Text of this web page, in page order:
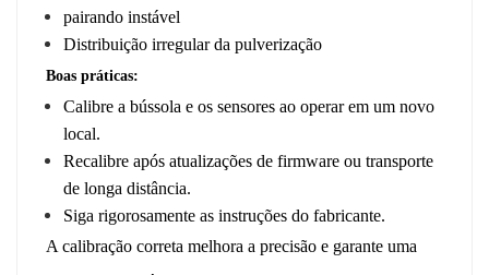
pairando instável
Distribuição irregular da pulverização
Boas práticas:
Calibre a bússola e os sensores ao operar em um novo
local.
Recalibre após atualizações de firmware ou transporte
de longa distância.
Siga rigorosamente as instruções do fabricante.
A calibração correta melhora a precisão e garante uma